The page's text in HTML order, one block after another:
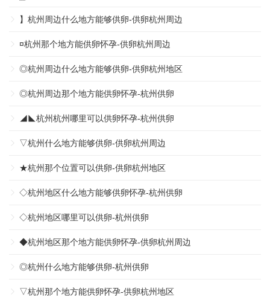
】杭州周边什么地方能够供卵-供卵杭州周边
¤杭州那个地方能供卵怀孕-供卵杭州周边
◎杭州周边什么地方能够供卵-供卵杭州地区
◎杭州周边那个地方能供卵怀孕-杭州供卵
◢◣杭州杭州哪里可以供卵怀孕-杭州供卵
▽杭州什么地方能够供卵-供卵杭州周边
★杭州那个位置可以供卵-供卵杭州地区
◇杭州地区什么地方能够供卵怀孕-杭州供卵
◇杭州地区哪里可以供卵-杭州供卵
◆杭州地区那个地方能供卵怀孕-供卵杭州周边
◎杭州什么地方能够供卵-杭州供卵
▽杭州那个地方能供卵怀孕-供卵杭州地区